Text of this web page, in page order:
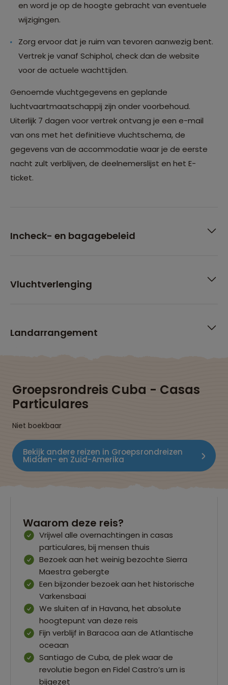
en word je op de hoogte gebracht van eventuele
wijzigingen.
Zorg ervoor dat je ruim van tevoren aanwezig bent.
Vertrek je vanaf Schiphol, check dan de website
voor de actuele wachttijden.
Genoemde vluchtgegevens en geplande
luchtvaartmaatschappij zijn onder voorbehoud.
Uiterlijk 7 dagen voor vertrek ontvang je een e-mail
van ons met het definitieve vluchtschema, de
gegevens van de accommodatie waar je de eerste
nacht zult verblijven, de deelnemerslijst en het E-
ticket.
Incheck- en bagagebeleid
Vluchtverlenging
Landarrangement
Groepsrondreis Cuba - Casas
Particulares
Niet boekbaar
Bekijk andere reizen in Groepsrondreizen
Midden- en Zuid-Amerika
Waarom deze reis?
Vrijwel alle overnachtingen in casas
particulares, bij mensen thuis
Bezoek aan het weinig bezochte Sierra
Maestra gebergte
Een bijzonder bezoek aan het historische
Varkensbaai
We sluiten af in Havana, het absolute
hoogtepunt van deze reis
Fijn verblijf in Baracoa aan de Atlantische
oceaan
Santiago de Cuba, de plek waar de
revolutie begon en Fidel Castro’s urn is
bijgezet